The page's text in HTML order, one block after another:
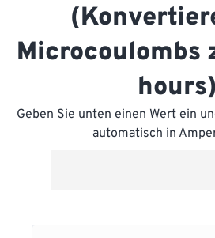
Microcoulombs
hours)
Geben Sie unten einen Wert ein
automatisch in